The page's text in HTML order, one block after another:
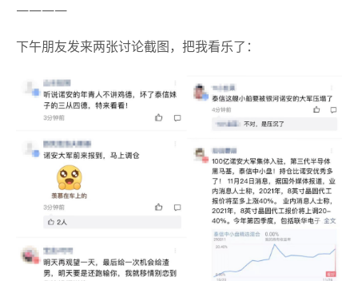
————
下午朋友发来两张讨论截图，把我看乐了：